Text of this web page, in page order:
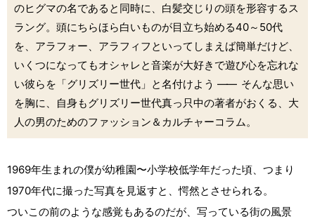
のヒグマの名であると同時に、白髪交じりの頭を形容するス
ラング。頭にちらほら白いものが目立ち始める40～50代
を、アラフォー、アラフィフといってしまえば簡単だけど、
いくつになってもオシャレと音楽が大好きで遊び心を忘れな
い彼らを「グリズリー世代」と名付けよう ―― そんな思い
を胸に、自身もグリズリー世代真っ只中の著者がおくる、大
人の男のためのファッション＆カルチャーコラム。
1969年生まれの僕が幼稚園〜小学校低学年だった頃、つまり
1970年代に撮った写真を見返すと、愕然とさせられる。
ついこの前のような感覚もあるのだが、写っている街の風景